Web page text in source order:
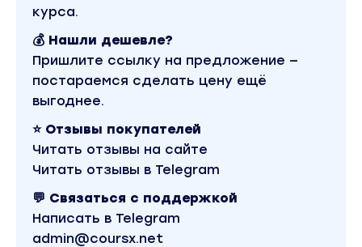
Модуль 2. Создаем первый запрос в ChatGPT
▫Ошибки при создании запросов
▫Создаем запрос правильно
▫100 запросов для различных целей
Модуль 3. ChatGPT для оптимизации бизнес-
процессов
▫Оптимизируем бизнес-процессы с помощью
ChatGPT
▫Бизнес-приложения ChatGPT
курса.
💰 Нашли дешевле?
Пришлите ссылку на предложение —
постараемся сделать цену ещё
выгоднее.
⭐ Отзывы покупателей
Читать отзывы на сайте
Читать отзывы в Telegram
💬 Связаться с поддержкой
Написать в Telegram
admin@coursx.net